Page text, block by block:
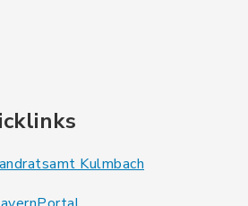
Kulmbach